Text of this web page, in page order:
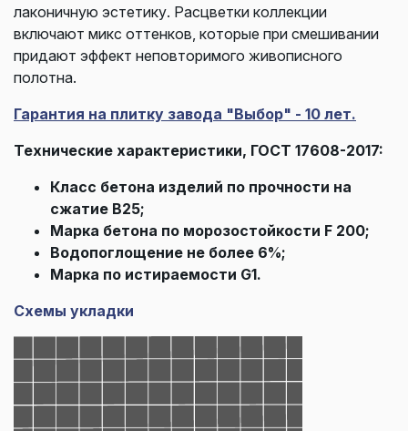
лаконичную эстетику. Расцветки коллекции
включают микс оттенков, которые при смешивании
придают эффект неповторимого живописного
полотна.
Гарантия на плитку завода "Выбор" - 10 лет.
Технические характеристики, ГОСТ 17608-2017:
Класс бетона изделий по прочности на
сжатие В25;
Марка бетона по морозостойкости F 200;
Водопоглощение не более 6%;
Марка по истираемости G1.
Схемы укладки